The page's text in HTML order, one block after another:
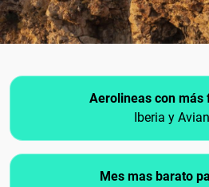
Aerolineas con más
Iberia y
Mes mas barato